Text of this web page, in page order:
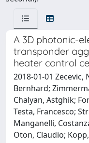
A 3D photonic-
transponder
heater control
2018-01-01 Zecevic,
Bernhard;
Chalyan, Astghik;
Testa, Francesco;
Manganelli,
Oton, Claudio;